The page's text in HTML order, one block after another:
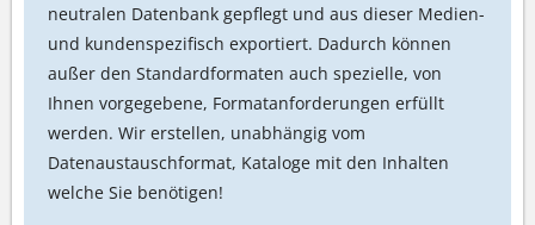
neutralen Datenbank gepflegt und aus dieser Medien-
und kundenspezifisch exportiert. Dadurch können
außer den Standardformaten auch spezielle, von
Ihnen vorgegebene, Formatanforderungen erfüllt
werden. Wir erstellen, unabhängig vom
Datenaustauschformat, Kataloge mit den Inhalten
welche Sie benötigen!